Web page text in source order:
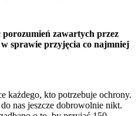
zawartych przez
sprawie przyjęcia co najmniej
każdego, kto potrzebuje ochrony.
nas jeszcze dobrowolnie nikt.